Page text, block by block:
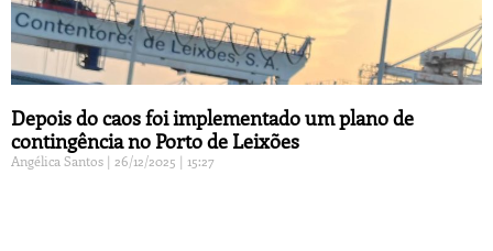
Depois do caos foi implementado um plano de
contingência no Porto de Leixões
Angélica Santos 26/12/2025 15:27